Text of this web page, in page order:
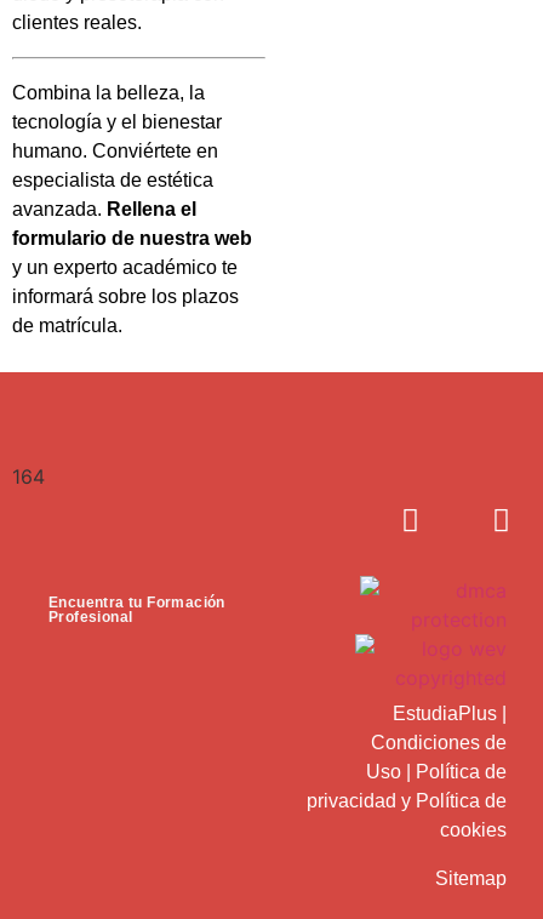
clientes reales.
Combina la belleza, la
tecnología y el bienestar
humano. Conviértete en
especialista de estética
avanzada. Rellena el
formulario de nuestra web
y un experto académico te
informará sobre los plazos
de matrícula.
164
Encuentra tu Formación
Profesional
EstudiaPlus
Condiciones de
Uso
Política de
privacidad y Política de
cookies
Sitemap